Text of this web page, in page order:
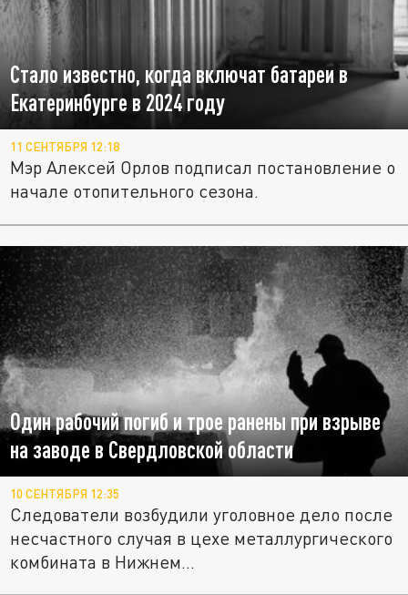
Стало известно, когда включат батареи в
Екатеринбурге в 2024 году
11 СЕНТЯБРЯ 12:18
Мэр Алексей Орлов подписал постановление о
начале отопительного сезона.
Один рабочий погиб и трое ранены при взрыве
на заводе в Свердловской области
10 СЕНТЯБРЯ 12:35
Следователи возбудили уголовное дело после
несчастного случая в цехе металлургического
комбината в Нижнем...